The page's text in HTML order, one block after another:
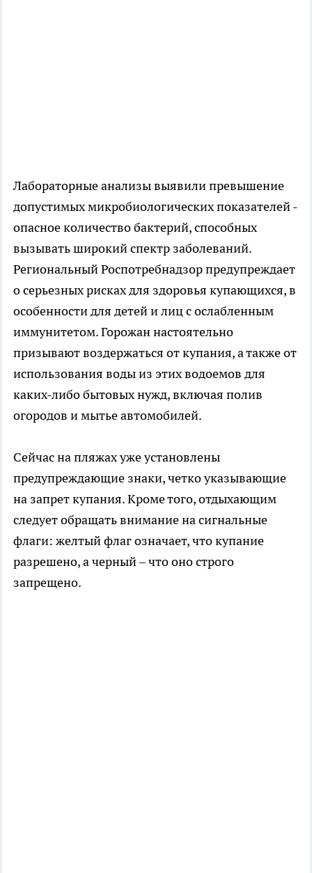
Лабораторные анализы выявили превышение
допустимых микробиологических показателей -
опасное количество бактерий, способных
вызывать широкий спектр заболеваний.
Региональный Роспотребнадзор предупреждает
о серьезных рисках для здоровья купающихся, в
особенности для детей и лиц с ослабленным
иммунитетом. Горожан настоятельно
призывают воздержаться от купания, а также от
использования воды из этих водоемов для
каких-либо бытовых нужд, включая полив
огородов и мытье автомобилей.
Сейчас на пляжах уже установлены
предупреждающие знаки, четко указывающие
на запрет купания. Кроме того, отдыхающим
следует обращать внимание на сигнальные
флаги: желтый флаг означает, что купание
разрешено, а черный – что оно строго
запрещено.